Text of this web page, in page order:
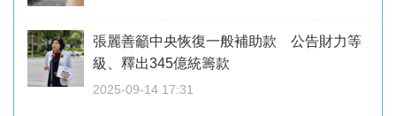
張麗善籲中央恢復一般補助款 公告財力等
級、釋出345億統籌款
2025-09-14 17:31